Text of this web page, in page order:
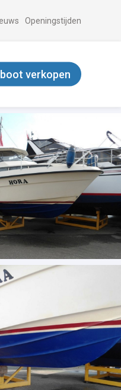
Openingstijden
boot verkopen